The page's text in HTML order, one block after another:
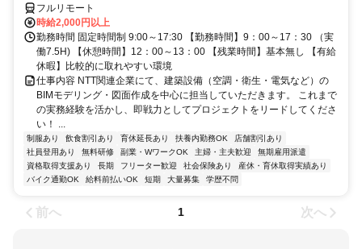
しょう！
フルリモート
時給2,000円以上
勤務時間 固定時間制 9:00～17:30 【勤務時間】9：00～17：30 （実
働7.5H) 【休憩時間】12：00～13：00 【残業時間】基本無し 【有給
休暇】比較的に取れやすい環境
仕事内容 NTT関連企業にて、建築設備（空調・衛生・電気など）の
BIMモデリング・図面作成を中心に担当していただきます。 これまで
の実務経験を活かし、即戦力としてプロジェクトをリードしてくださ
い！ ...
制服あり 飲食割引あり 育休延長あり 扶養内勤務OK
店舗割引あり
社員登用あり
無料研修 副業・WワークOK 主婦・主夫歓迎
無期雇用派遣
資格取得支援あり
長期 フリーター歓迎 社会保険あり
産休・育休取得実績あり
バイク通勤OK
給料前払いOK 短期 大量募集 学歴不問
前へ 1 次へ